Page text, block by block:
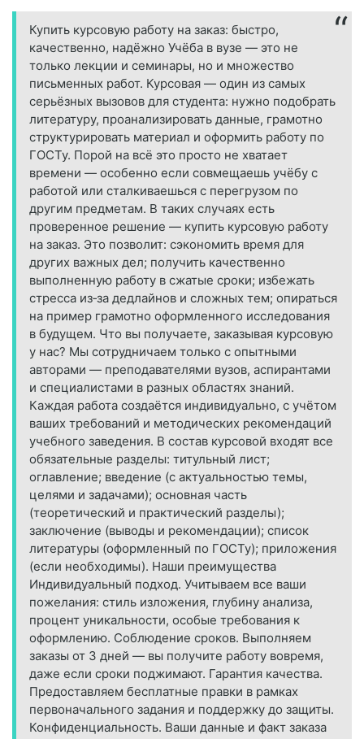
Купить курсовую работу на заказ: быстро,
качественно, надёжно Учёба в вузе — это не
только лекции и семинары, но и множество
письменных работ. Курсовая — один из самых
серьёзных вызовов для студента: нужно подобрать
литературу, проанализировать данные, грамотно
структурировать материал и оформить работу по
ГОСТу. Порой на всё это просто не хватает
времени — особенно если совмещаешь учёбу с
работой или сталкиваешься с перегрузом по
другим предметам. В таких случаях есть
проверенное решение — купить курсовую работу
на заказ. Это позволит: сэкономить время для
других важных дел; получить качественно
выполненную работу в сжатые сроки; избежать
стресса из‑за дедлайнов и сложных тем; опираться
на пример грамотно оформленного исследования
в будущем. Что вы получаете, заказывая курсовую
у нас? Мы сотрудничаем только с опытными
авторами — преподавателями вузов, аспирантами
и специалистами в разных областях знаний.
Каждая работа создаётся индивидуально, с учётом
ваших требований и методических рекомендаций
учебного заведения. В состав курсовой входят все
обязательные разделы: титульный лист;
оглавление; введение (с актуальностью темы,
целями и задачами); основная часть
(теоретический и практический разделы);
заключение (выводы и рекомендации); список
литературы (оформленный по ГОСТу); приложения
(если необходимы). Наши преимущества
Индивидуальный подход. Учитываем все ваши
пожелания: стиль изложения, глубину анализа,
процент уникальности, особые требования к
оформлению. Соблюдение сроков. Выполняем
заказы от 3 дней — вы получите работу вовремя,
даже если сроки поджимают. Гарантия качества.
Предоставляем бесплатные правки в рамках
первоначального задания и поддержку до защиты.
Конфиденциальность. Ваши данные и факт заказа